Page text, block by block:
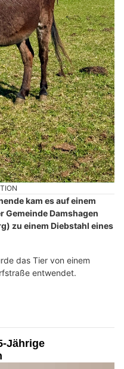
kam es auf einem
Gemeinde Damshagen
zu einem Diebstahl eines
das Tier von einem
entwendet.
Jährige